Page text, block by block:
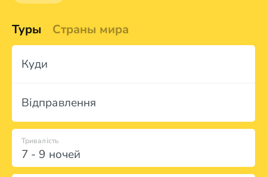
Туры Страны мира
Куди
Відправлення
7 - 9 ночей
Тривалість